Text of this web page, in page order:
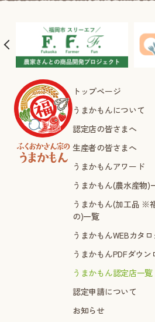
トップページ
うまかもんについて
認定店の皆さまへ
生産者の皆さまへ
うまかもんアワード
うまかもん(農水産物)
うまかもん(加工品 ※
の)一覧
うまかもんWEBカタ
うまかもんPDFダウン
うまかもん認定店一覧
認定申請について
お知らせ